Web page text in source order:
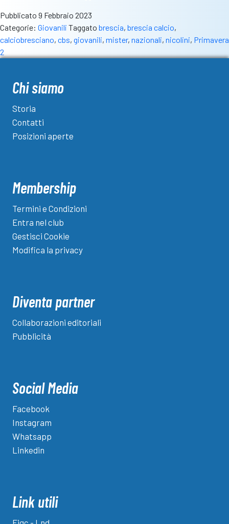
Nicolini
è
la
Pubblicato 9 Febbraio 2023
Categorie: Giovanili Taggato brescia, brescia calcio,
calciobresciano, cbs, giovanili, mister, nazionali, nicolini, Primavera
2
Chi siamo
Storia
Contatti
Posizioni aperte
Membership
Termini e Condizioni
Entra nel club
Gestisci Cookie
Modifica la privacy
Diventa partner
Collaborazioni editoriali
Pubblicità
Social Media
Facebook
Instagram
Whatsapp
Linkedin
Link utili